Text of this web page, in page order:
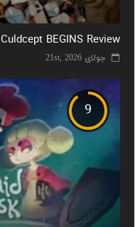
Culdcept BEGINS Review
جولای 21st, 2026
9